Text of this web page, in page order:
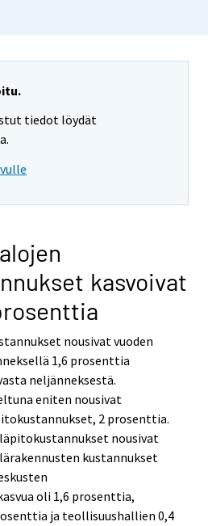
tiedot löydät
kasvoivat
nousivat vuoden
1,6 prosenttia
neljänneksestä.
eniten nousivat
2 prosenttia.
nousivat
kustannukset
oli 1,6 prosenttia,
ja teollisuushallien 0,4